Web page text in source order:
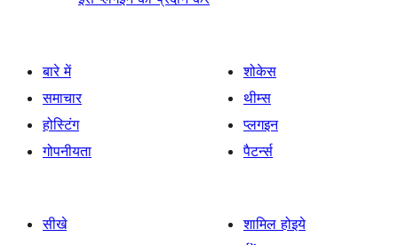
बारे में
समाचार
होस्टिंग
गोपनीयता
शोकेस
थीम्स
प्लगइन
पैटर्न्स
सीखे
शामिल होइये